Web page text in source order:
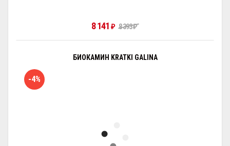
8 141 ₽ 8 393₽
БИОКАМИН KRATKI GALINA
-4%